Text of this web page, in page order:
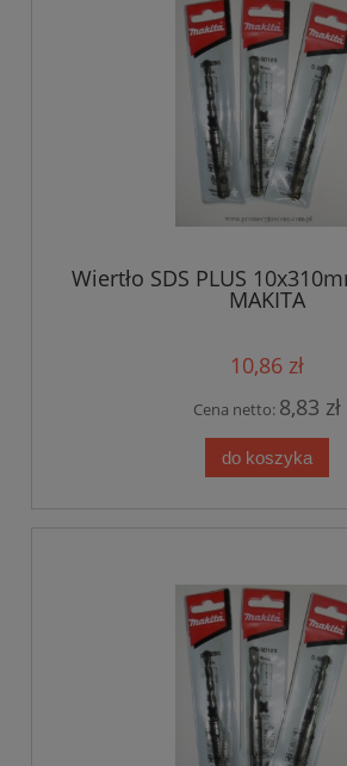
Wiertło SDS PLUS
MAKITA
10,86 zł
Cena netto: 8,83 zł
do koszyka